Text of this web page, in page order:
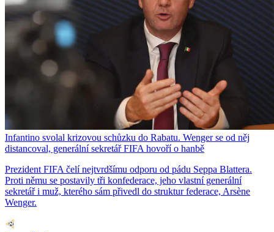
Infantino svolal krizovou schůzku do Rabatu. Wenger se od něj
distancoval, generální sekretář FIFA hovoří o hanbě
Prezident FIFA čelí nejtvrdšímu odporu od pádu Seppa Blattera.
Proti němu se postavily tři konfederace, jeho vlastní generální
sekretář i muž, kterého sám přivedl do struktur federace, Arsène
Wenger.